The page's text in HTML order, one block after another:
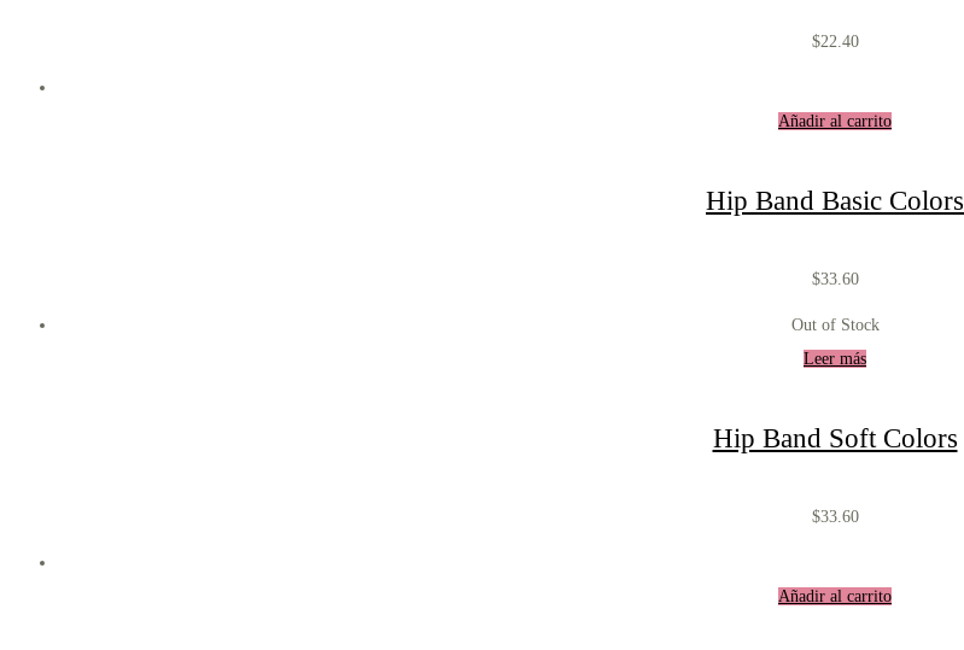
$22.40
Añadir al carrito
Hip Band Basic Colors
$33.60
Out of Stock
Leer más
Hip Band Soft Colors
$33.60
Añadir al carrito